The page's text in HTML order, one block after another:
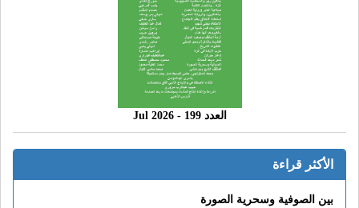
العدد 199 - 2026 Jul
الأكثر قراءة
بين الصوفية وسحرية الصورة